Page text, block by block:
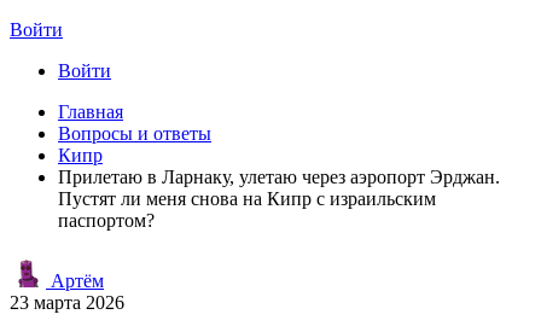
Войти
Войти
Главная
Вопросы и ответы
Кипр
Прилетаю в Ларнаку, улетаю через аэропорт Эрджан.
Пустят ли меня снова на Кипр с израильским
паспортом?
Артём
23 марта 2026